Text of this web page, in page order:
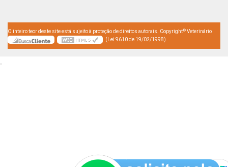
O inteiro teor deste site está sujeito à proteção de direitos autorais. Copyright© Veterinário
(Lei 9610 de 19/02/1998)